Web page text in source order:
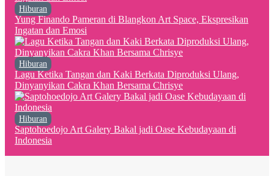
Hiburan
Yung Finando Pameran di Blangkon Art Space, Ekspresikan
Ingatan dan Emosi
Hiburan
Lagu Ketika Tangan dan Kaki Berkata Diproduksi Ulang,
Dinyanyikan Cakra Khan Bersama Chrisye
Hiburan
Saptohoedojo Art Galery Bakal jadi Oase Kebudayaan di
Indonesia